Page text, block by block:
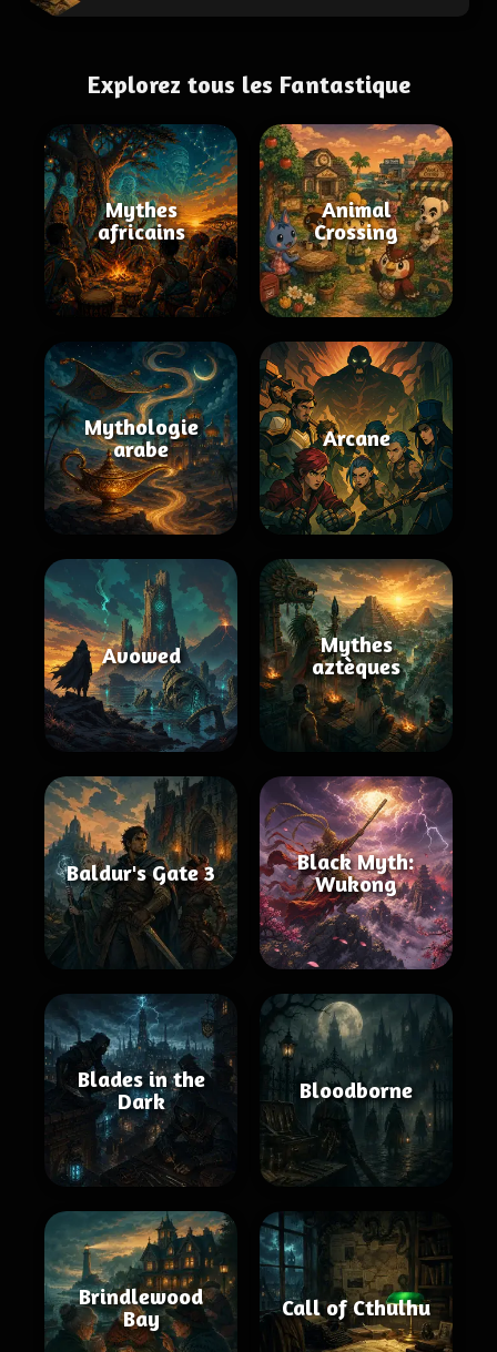
Explorez tous les Fantastique
Mythes
africains
Animal
Crossing
Mythologie
arabe
Arcane
Avowed
Mythes
aztèques
Baldur's Gate 3
Black Myth:
Wukong
Blades in the
Dark
Bloodborne
Brindlewood
Bay
Call of Cthulhu